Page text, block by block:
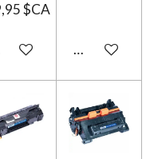
$CA
au panierAjouter au